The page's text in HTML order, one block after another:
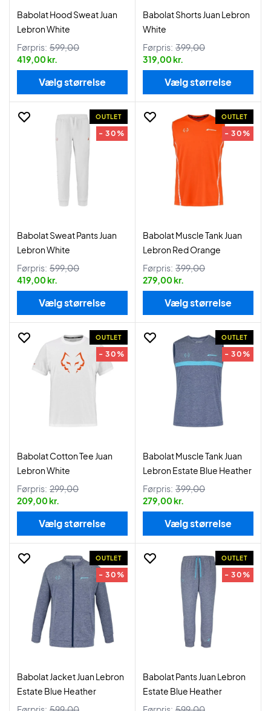
Babolat Hood Sweat Juan
Lebron White
Førpris: 599,00
419,00 kr.
Vælg størrelse
Babolat Shorts Juan Lebron
White
Førpris: 399,00
319,00 kr.
Vælg størrelse
OUTLET
- 30%
Babolat Sweat Pants Juan
Lebron White
Førpris: 599,00
419,00 kr.
Vælg størrelse
OUTLET
- 30%
Babolat Muscle Tank Juan
Lebron Red Orange
Førpris: 399,00
279,00 kr.
Vælg størrelse
OUTLET
- 30%
Babolat Cotton Tee Juan
Lebron White
Førpris: 299,00
209,00 kr.
Vælg størrelse
OUTLET
- 30%
Babolat Muscle Tank Juan
Lebron Estate Blue Heather
Førpris: 399,00
279,00 kr.
Vælg størrelse
OUTLET
- 30%
Babolat Jacket Juan Lebron
Estate Blue Heather
OUTLET
- 30%
Babolat Pants Juan Lebron
Estate Blue Heather